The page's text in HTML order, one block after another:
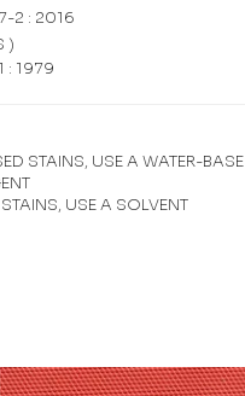
2 : 2016
)
: 1979
STAINS, USE A WATER-BASE
USE A SOLVENT